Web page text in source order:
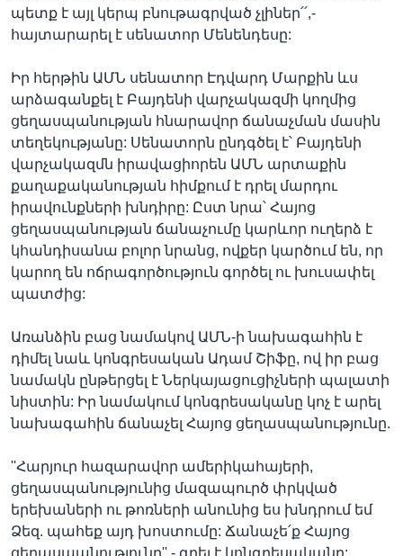
պետք է այլ կերպ բնութագրված չլիներ՛՛,-
հայտարարել է սենատոր Մենենդեսը:
Իր հերթին ԱՄՆ սենատոր Էդվարդ Մարքին ևս
արձագանքել է Բայդենի վարչակազմի կողմից
ցեղասպանության հնարավոր ճանաչման մասին
տեղեկությանը: Սենատորն ընդգծել է՝ Բայդենի
վարչակազմն իրավացիորեն ԱՄՆ արտաքին
քաղաքականության հիմքում է դրել մարդու
իրավունքների խնդիրը: Ըստ նրա՝ Հայոց
ցեղասպանության ճանաչումը կարևոր ուղերձ է
կհանդիսանա բոլոր նրանց, ովքեր կարծում են, որ
կարող են ոճրագործություն գործել ու խուսափել
պատժից:
Առանձին բաց նամակով ԱՄՆ-ի նախագահին է
դիմել նաև կոնգրեսական Ադամ Շիֆը, ով իր բաց
նամակն ընթերցել է Ներկայացուցիչների պալատի
նիստին: Իր նամակում կոնգրեսականը կոչ է արել
նախագահին ճանաչել Հայոց ցեղասպանությունը.
''Հարյուր հազարավոր ամերիկահայերի,
ցեղասպանությունից մազապուրծ փրկված
երեխաների ու թոռների անունից ես խնդրում եմ
Ձեզ. պահեք այդ խոստումը: Ճանաչե՛ք Հայոց
ցեղասպանությունը'',- գրել է կոնգրեսականը: